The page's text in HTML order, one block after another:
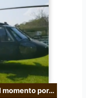
momento por…